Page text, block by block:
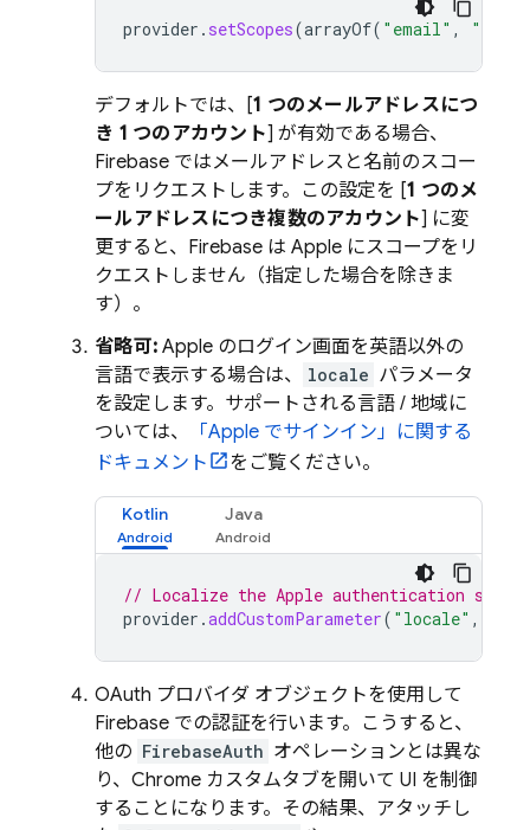
provider . setScopes(arrayOf( "email" , "name"
デフォルトでは、[1 つのメールアドレスにつ
き 1 つのアカウント] が有効である場合、
Firebase ではメールアドレスと名前のスコー
プをリクエストします。この設定を [1 つのメ
ールアドレスにつき複数のアカウント] に変
更すると、Firebase は Apple にスコープをリ
クエストしません（指定した場合を除きま
す）。
省略可:Apple のログイン画面を英語以外の
言語で表示する場合は、
locale パラメータ
を設定します。サポートされる言語 / 地域に
ついては、
「Apple でサインイン」に関する
ドキュメント
をご覧ください。
Kotlin Java
// Localize the Apple authentication
provider .addCustomParameter( "locale" ,
OAuth プロバイダ オブジェクトを使用して
Firebase での認証を行います。こうすると、
他の FirebaseAuth オペレーションとは異な
り、Chrome カスタムタブを開いて UI を制御
することになります。その結果、アタッチし